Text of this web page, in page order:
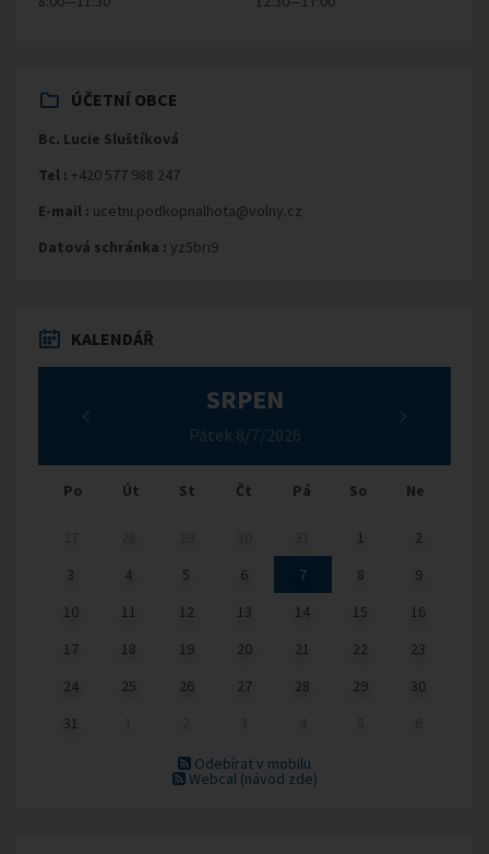
ÚČETNÍ OBCE
Bc. Lucie Sluštíková
Tel : +420 577 988 247
E-mail : ucetni.podkopnalhota@volny.cz
Datová schránka : yz5bri9
KALENDÁŘ
SRPEN
Pátek 8/7/2026
Po Út St Čt Pá So Ne
1
2
3
4 5 6 7 8
9
10
11 12 13 14 15
16
17
18 19 20 21 22
23
24
25 26 27 28 29
30
31
Odebírat v mobilu
Webcal (návod zde)